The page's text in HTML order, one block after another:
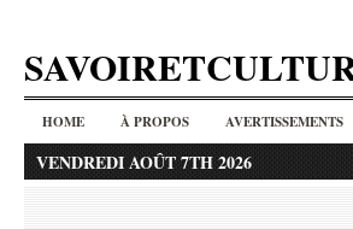
HOME À PROPOS AVERTISSEMENTS
VENDREDI AOÛT 7TH 2026